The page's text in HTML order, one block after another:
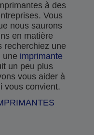
à des
Vous
nous saurons
en matière
recherchiez une
une imprimante
un peu plus
vous aider à
vous convient.